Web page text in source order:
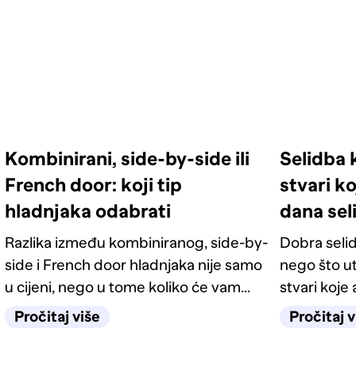
Kombinirani, side-by-side ili
French door: koji tip
hladnjaka odabrati
Razlika između kombiniranog, side-by-
side i French door hladnjaka nije samo
u cijeni, nego u tome koliko će vam
život u kuhinji biti jednostavan
Pročitaj više
Selidba
stvari
dana
Dobra
nego što
stvari koje
selidbe
Pročitaj